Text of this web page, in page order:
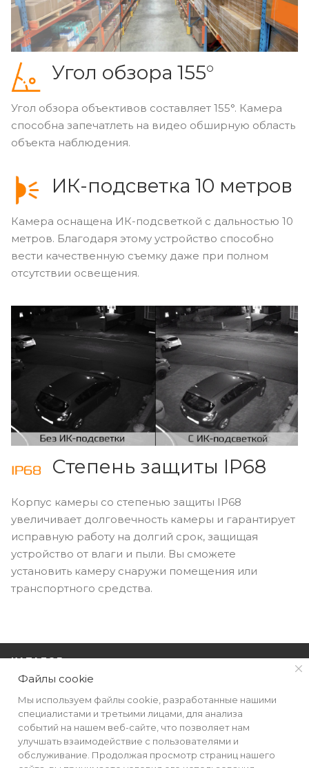
Угол обзора 155°
Угол обзора объективов составляет 155°. Камера
способна запечатлеть на видео обширную область
объекта наблюдения.
ИК-подсветка 10 метров
Камера оснащена ИК-подсветкой с дальностью 10
метров. Благодаря этому устройство способно
вести качественную съемку даже при полном
отсутствии освещения.
Степень защиты IP68
Корпус камеры со степенью защиты IP68
увеличивает долговечность камеры и гарантирует
исправную работу на долгий срок, защищая
устройство от влаги и пыли. Вы сможете
установить камеру снаружи помещения или
транспортного средства.
КАТАЛОГ
РЕКВИЗИТЫ
ПОМОЩЬ
Файлы cookie
Мы используем файлы cookie, разработанные нашими
специалистами и третьими лицами, для анализа
событий на нашем веб-сайте, что позволяет нам
улучшать взаимодействие с пользователями и
обслуживание. Продолжая просмотр страниц нашего